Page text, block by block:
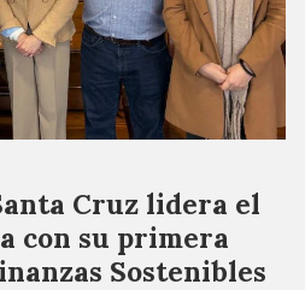
Cruz lidera el
con su primera
Sostenibles